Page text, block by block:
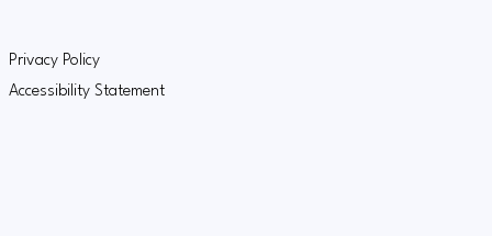
Privacy Policy
Accessibility Statement